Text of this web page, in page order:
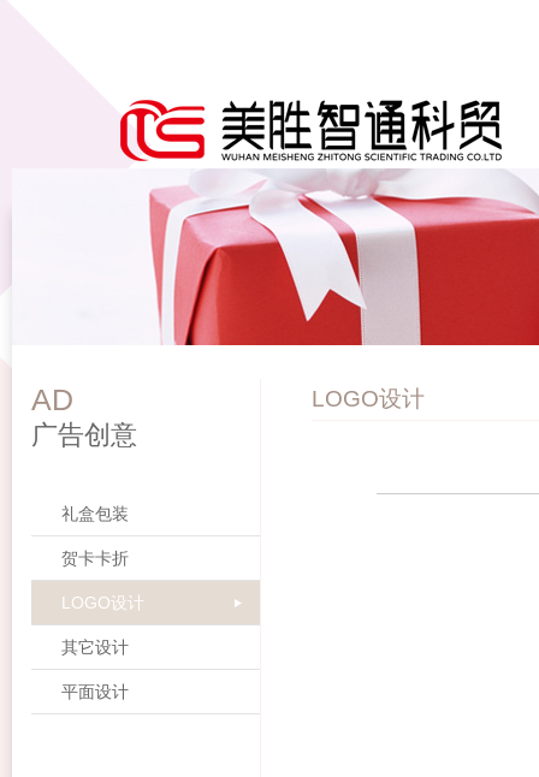
AD
广告创意
礼盒包装
贺卡卡折
LOGO设计
其它设计
平面设计
LOGO设计